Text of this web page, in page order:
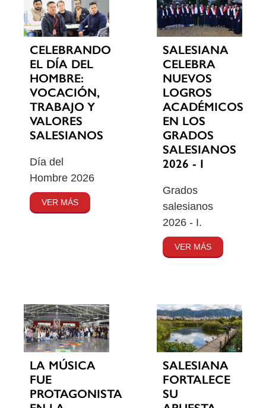
CELEBRANDO
EL DÍA DEL
HOMBRE:
VOCACIÓN,
TRABAJO Y
VALORES
SALESIANOS
Día del
Hombre 2026
VER MÁS
SALESIANA
CELEBRA
NUEVOS
LOGROS
ACADÉMICOS
EN LOS
GRADOS
SALESIANOS
2026 - I
Grados
salesianos
2026 - I.
VER MÁS
LA MÚSICA
FUE
PROTAGONISTA
SALESIANA
FORTALECE
SU